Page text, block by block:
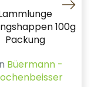
100g
Packung
Büermann -